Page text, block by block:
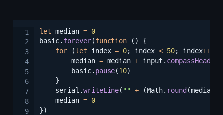
let median = 0
basic. forever(function ( )
{
for
(let index = 0; index < 50; index++
        median
= median + input . compassHeading
        basic
. pause(10)
}
    serial
.writeLine( "" + (Math. round (median
    median
= 0
})